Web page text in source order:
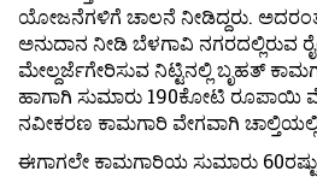
ಯೋಜನೆಗಳಿಗೆ ಚಾಲನೆ ನೀಡಿದ್ದರು. ಅದರಂತೆ
ಅನುದಾನ ನೀಡಿ ಬೆಳಗಾವಿ ನಗರದಲ್ಲಿರುವ
ಮೇಲ್ದರ್ಜೆಗೇರಿಸುವ ನಿಟ್ಟಿನಲ್ಲಿ ಬೃಹತ್
ಹಾಗಾಗಿ ಸುಮಾರು 190ಕೋಟಿ ರೂಪಾಯಿ
ನವೀಕರಣ ಕಾಮಗಾರಿ ವೇಗವಾಗಿ
ಈಗಾಗಲೇ ಕಾಮಗಾರಿಯ ಸುಮಾರು